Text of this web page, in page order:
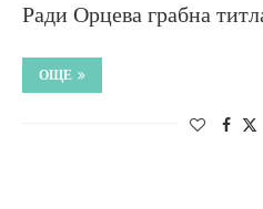
Ради Орцева грабна
ОЩЕ